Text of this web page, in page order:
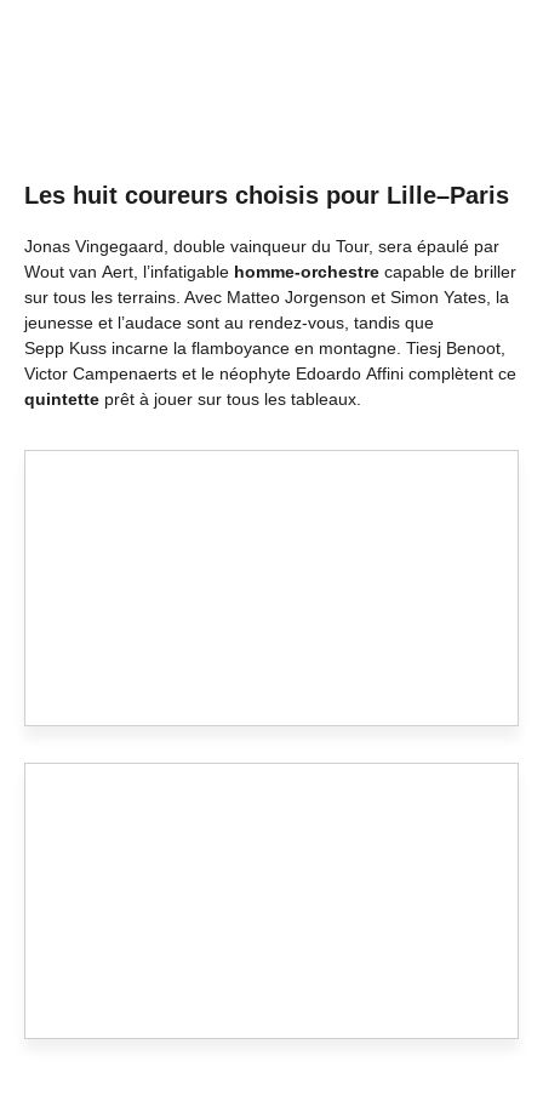
Les huit coureurs choisis pour Lille–Paris
Jonas Vingegaard, double vainqueur du Tour, sera épaulé par
Wout van Aert, l’infatigable homme-orchestre capable de briller
sur tous les terrains. Avec Matteo Jorgenson et Simon Yates, la
jeunesse et l’audace sont au rendez-vous, tandis que
Sepp Kuss incarne la flamboyance en montagne. Tiesj Benoot,
Victor Campenaerts et le néophyte Edoardo Affini complètent ce
quintette prêt à jouer sur tous les tableaux.